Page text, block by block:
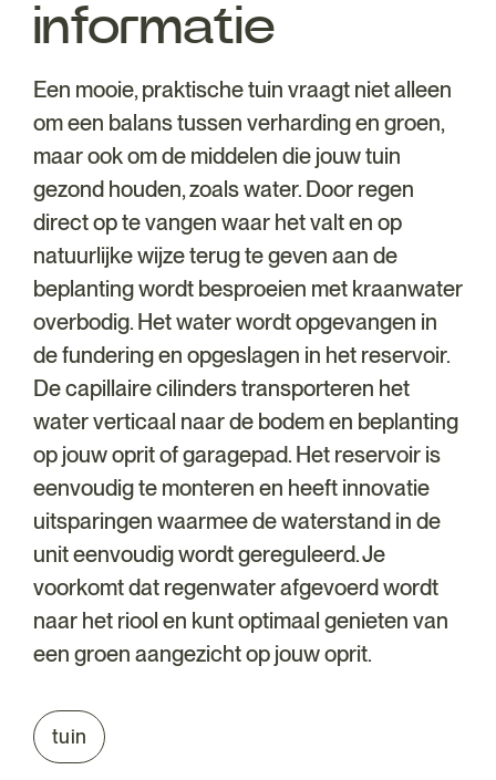
informatie
Een mooie, praktische tuin vraagt niet alleen
om een balans tussen verharding en groen,
maar ook om de middelen die jouw tuin
gezond houden, zoals water. Door regen
direct op te vangen waar het valt en op
natuurlijke wijze terug te geven aan de
beplanting wordt besproeien met kraanwater
overbodig. Het water wordt opgevangen in
de fundering en opgeslagen in het reservoir.
De capillaire cilinders transporteren het
water verticaal naar de bodem en beplanting
op jouw oprit of garagepad. Het reservoir is
eenvoudig te monteren en heeft innovatie
uitsparingen waarmee de waterstand in de
unit eenvoudig wordt gereguleerd. Je
voorkomt dat regenwater afgevoerd wordt
naar het riool en kunt optimaal genieten van
een groen aangezicht op jouw oprit.
tuin